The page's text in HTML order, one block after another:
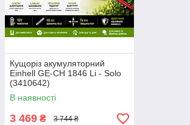
Кущоріз акумуляторний
Einhell GE-CH 1846 Li - Solo
(3410642)
В наявності
3 469 ₴ 3 744 ₴